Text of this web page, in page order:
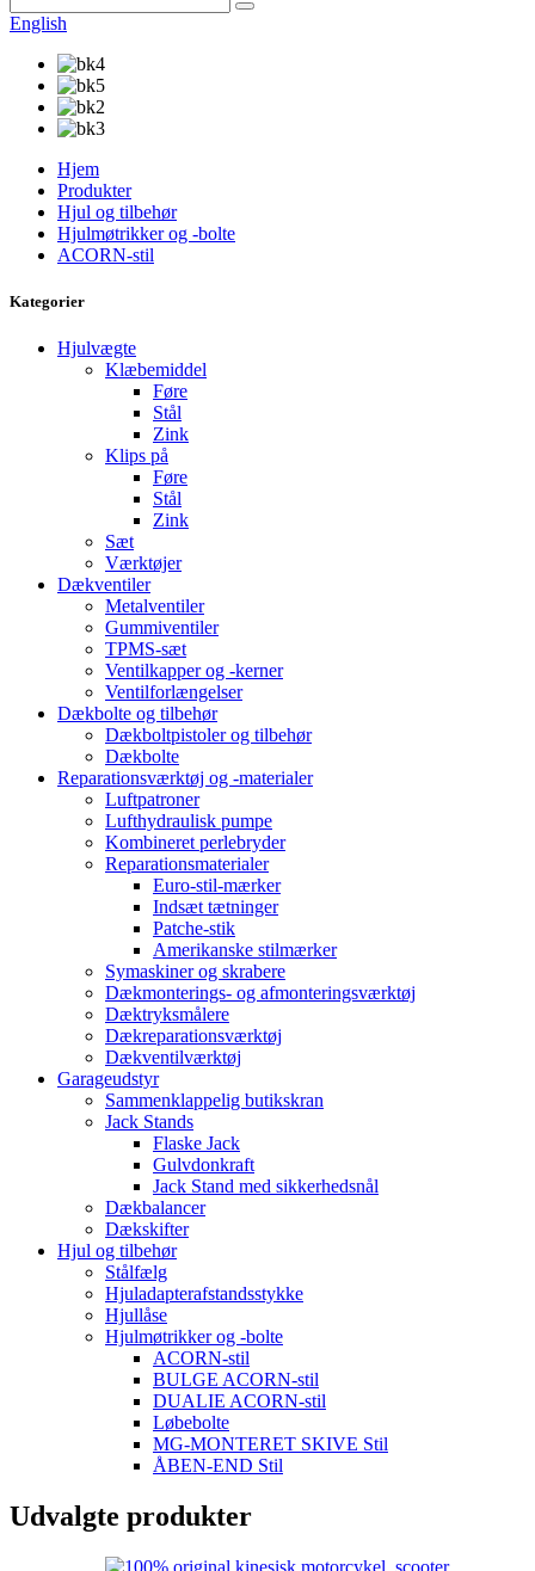
English
Hjem
Produkter
Hjul og tilbehør
Hjulmøtrikker og -bolte
ACORN-stil
Kategorier
Hjulvægte
Klæbemiddel
Føre
Stål
Zink
Klips på
Føre
Stål
Zink
Sæt
Værktøjer
Dækventiler
Metalventiler
Gummiventiler
TPMS-sæt
Ventilkapper og -kerner
Ventilforlængelser
Dækbolte og tilbehør
Dækboltpistoler og tilbehør
Dækbolte
Reparationsværktøj og -materialer
Luftpatroner
Lufthydraulisk pumpe
Kombineret perlebryder
Reparationsmaterialer
Euro-stil-mærker
Indsæt tætninger
Patche-stik
Amerikanske stilmærker
Symaskiner og skrabere
Dækmonterings- og afmonteringsværktøj
Dæktryksmålere
Dækreparationsværktøj
Dækventilværktøj
Garageudstyr
Sammenklappelig butikskran
Jack Stands
Flaske Jack
Gulvdonkraft
Jack Stand med sikkerhedsnål
Dækbalancer
Dækskifter
Hjul og tilbehør
Stålfælg
Hjuladapterafstandsstykke
Hjullåse
Hjulmøtrikker og -bolte
ACORN-stil
BULGE ACORN-stil
DUALIE ACORN-stil
Løbebolte
MG-MONTERET SKIVE Stil
ÅBEN-END Stil
Udvalgte produkter